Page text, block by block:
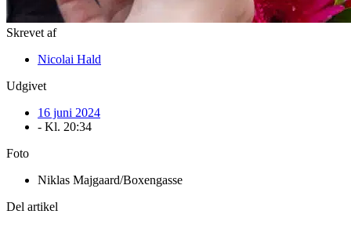
Skrevet af
Nicolai Hald
Udgivet
16 juni 2024
- Kl. 20:34
Foto
Niklas Majgaard/Boxengasse
Del artikel